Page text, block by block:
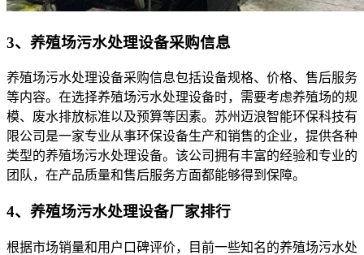
3、养殖场污水处理设备采购信息
养殖场污水处理设备采购信息包括设备规格、价格、售后服务
等内容。在选择养殖场污水处理设备时，需要考虑养殖场的规
模、废水排放标准以及预算等因素。苏州迈浪智能环保科技有
限公司是一家专业从事环保设备生产和销售的企业，提供各种
类型的养殖场污水处理设备。该公司拥有丰富的经验和专业的
团队，在产品质量和售后服务方面都能够得到保障。
4、养殖场污水处理设备厂家排行
根据市场销量和用户口碑评价，目前一些知名的养殖场污水处